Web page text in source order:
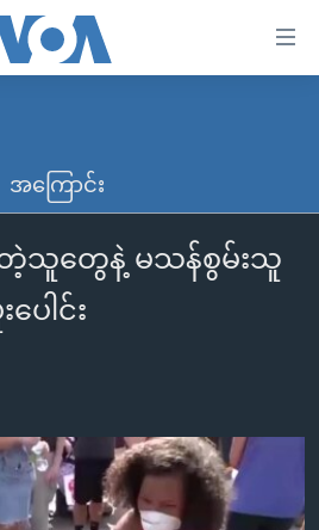
န်
လက်များ
အကြောင်း
တဲ့သူတွေနဲ့ မသန်စွမ်းသူ
ေါင်း